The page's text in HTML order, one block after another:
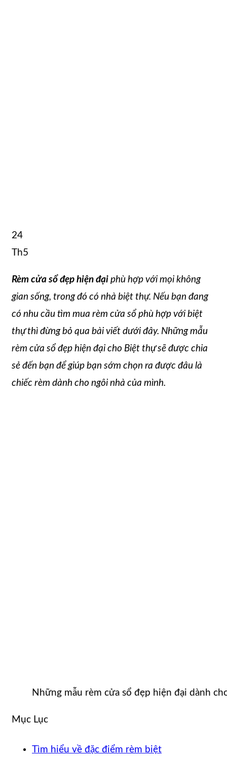
24
Th5
Rèm cửa sổ đẹp hiện đại phù hợp với mọi không
gian sống, trong đó có nhà biệt thự. Nếu bạn đang
có nhu cầu tìm mua rèm cửa sổ phù hợp với biệt
thự thì đừng bỏ qua bài viết dưới đây. Những mẫu
rèm cửa sổ đẹp hiện đại cho Biệt thự sẽ được chia
sẻ đến bạn để giúp bạn sớm chọn ra được đâu là
chiếc rèm dành cho ngôi nhà của mình.
Những mẫu rèm cửa sổ đẹp hiện đại dành
Mục Lục
Tìm hiểu về đặc điểm rèm biệt